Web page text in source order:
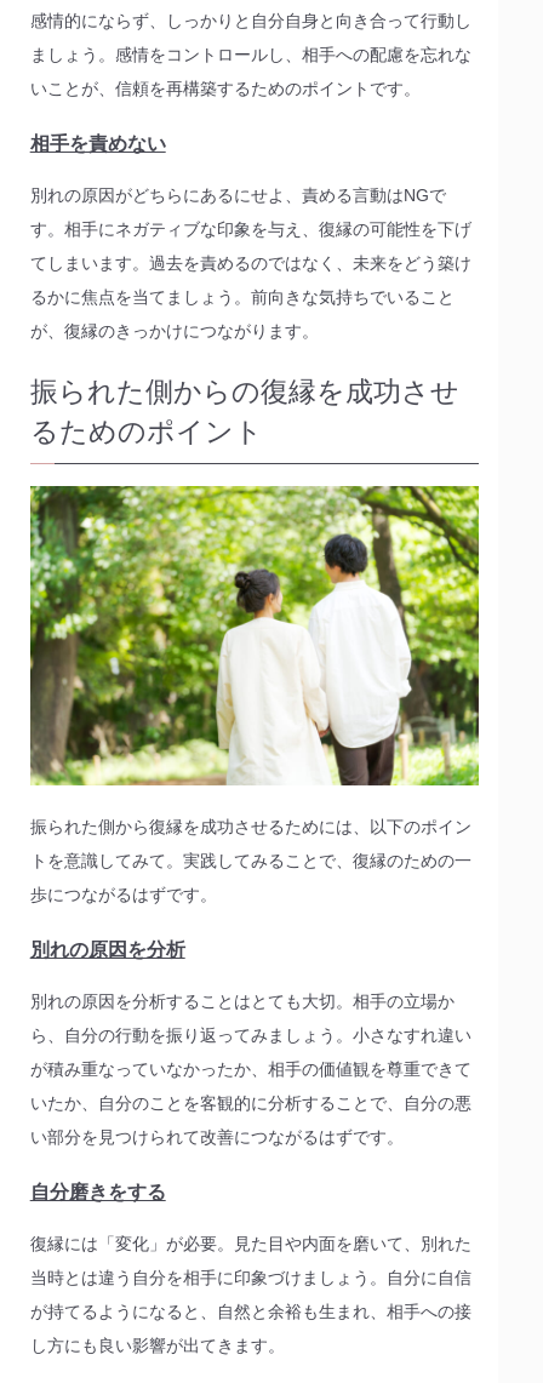
感情的にならず、しっかりと自分自身と向き合って行動し
ましょう。感情をコントロールし、相手への配慮を忘れな
いことが、信頼を再構築するためのポイントです。
相手を責めない
別れの原因がどちらにあるにせよ、責める言動はNGで
す。相手にネガティブな印象を与え、復縁の可能性を下げ
てしまいます。過去を責めるのではなく、未来をどう築け
るかに焦点を当てましょう。前向きな気持ちでいること
が、復縁のきっかけにつながります。
振られた側からの復縁を成功させ
るためのポイント
振られた側から復縁を成功させるためには、以下のポイン
トを意識してみて。実践してみることで、復縁のための一
歩につながるはずです。
別れの原因を分析
別れの原因を分析することはとても大切。相手の立場か
ら、自分の行動を振り返ってみましょう。小さなすれ違い
が積み重なっていなかったか、相手の価値観を尊重できて
いたか、自分のことを客観的に分析することで、自分の悪
い部分を見つけられて改善につながるはずです。
自分磨きをする
復縁には「変化」が必要。見た目や内面を磨いて、別れた
当時とは違う自分を相手に印象づけましょう。自分に自信
が持てるようになると、自然と余裕も生まれ、相手への接
し方にも良い影響が出てきます。